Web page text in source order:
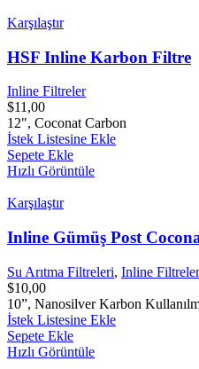
Karşılaştır
HSF Inline Karbon Filtre
Inline Filtreler
$11,00
12", Coconat Carbon
İstek Listesine Ekle
Sepete Ekle
Hızlı Görüntüle
Karşılaştır
Inline Gümüş Post
Su Arıtma Filtreleri, Inline Filtreler
$10,00
10”, Nanosilver Karbon
İstek Listesine Ekle
Sepete Ekle
Hızlı Görüntüle